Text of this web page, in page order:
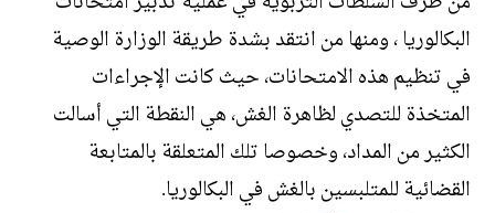
البكالوريا ، ومنها من انتقد بشدة طريقة الوزارة الوصية
في تنظيم هذه الامتحانات، حيث كانت الإجراءات
المتخذة للتصدي لظاهرة الغش، هي النقطة التي أسالت
الكثير من المداد، وخصوصا تلك المتعلقة بالمتابعة
القضائية للمتلبسين بالغش في البكالوريا.